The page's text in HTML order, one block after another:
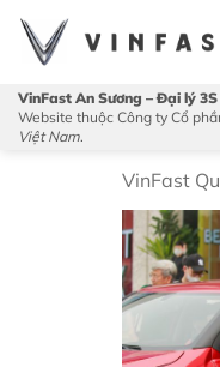
Bỏ
qua
dung
VinFast An Sương – Đại lý
Website thuộc Công ty Cổ
Việt Nam.
VinFast